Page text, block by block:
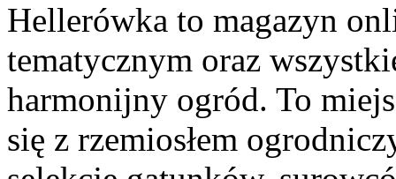
Hellerówka to magazyn
tematycznym oraz
harmonijny ogród. To
się z rzemiosłem